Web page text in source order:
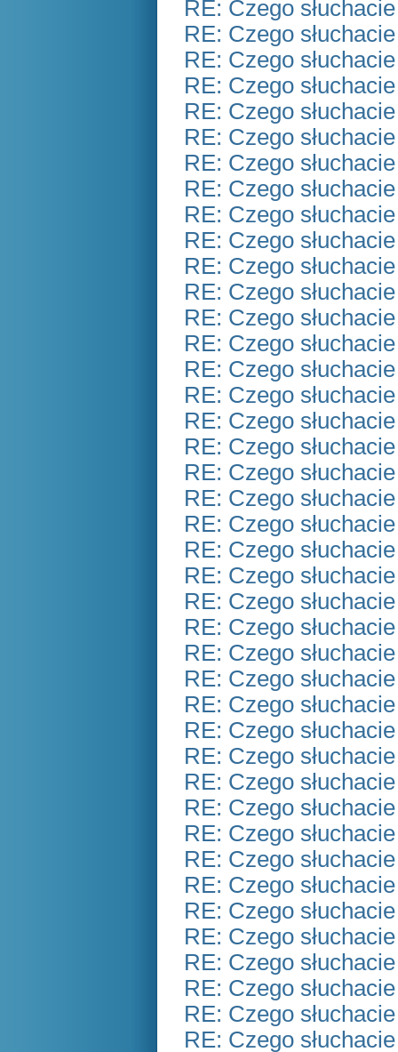
RE: Czego
RE: Czego
RE: Czego
RE: Czego
RE: Czego
RE: Czego
RE: Czego
RE: Czego
RE: Czego
RE: Czego
RE: Czego
RE: Czego
RE: Czego
RE: Czego
RE: Czego
RE: Czego
RE: Czego
RE: Czego
RE: Czego
RE: Czego
RE: Czego
RE: Czego
RE: Czego
RE: Czego
RE: Czego
RE: Czego
RE: Czego
RE: Czego
RE: Czego
RE: Czego
RE: Czego
RE: Czego
RE: Czego
RE: Czego
RE: Czego
RE: Czego
RE: Czego
RE: Czego
RE: Czego
RE: Czego
RE: Czego